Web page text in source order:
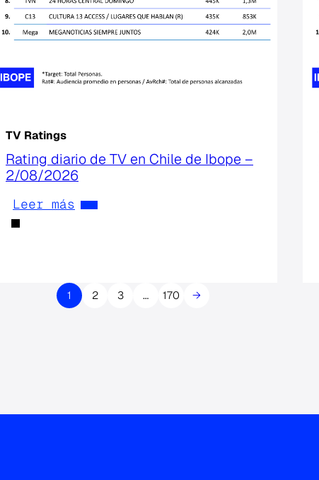
TV Ratings
Rating diario de TV en Chile de Ibope –
2/08/2026
Leer más
1 2 3 … 170 →